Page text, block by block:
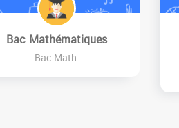
Bac Mathématiques
Bac-Math.